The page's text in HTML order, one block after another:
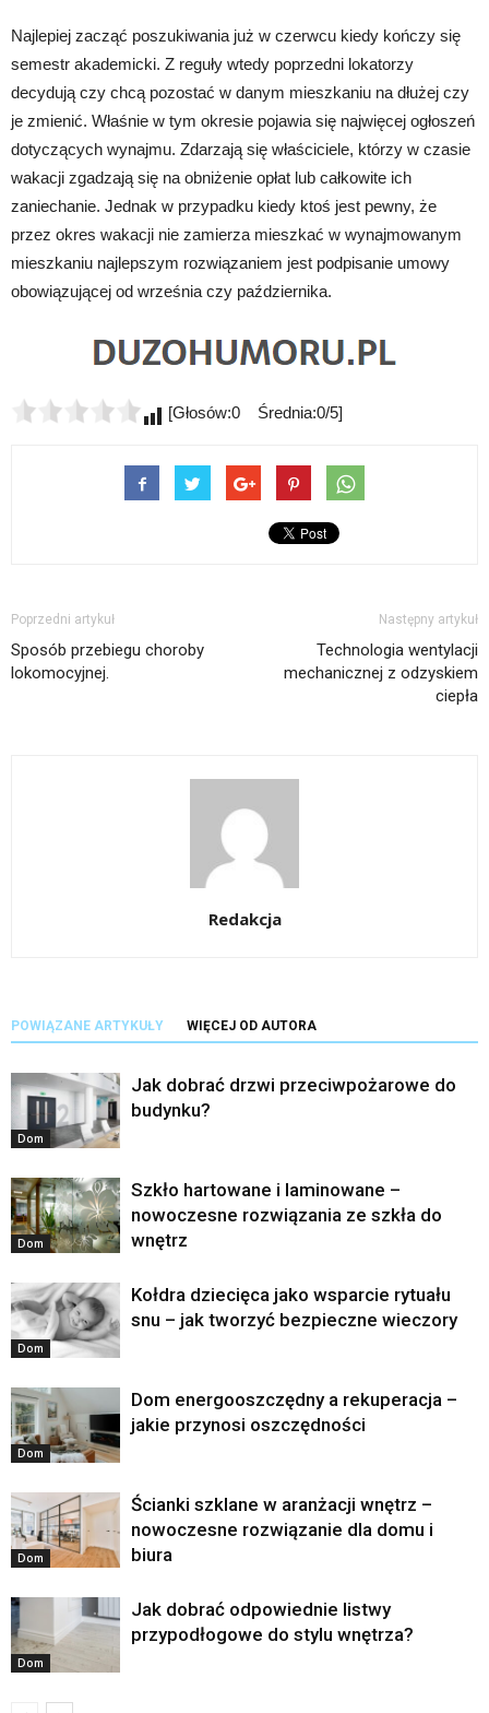
Najlepiej zacząć poszukiwania już w czerwcu kiedy kończy się
semestr akademicki. Z reguły wtedy poprzedni lokatorzy
decydują czy chcą pozostać w danym mieszkaniu na dłużej czy
je zmienić. Właśnie w tym okresie pojawia się najwięcej ogłoszeń
dotyczących wynajmu. Zdarzają się właściciele, którzy w czasie
wakacji zgadzają się na obniżenie opłat lub całkowite ich
zaniechanie. Jednak w przypadku kiedy ktoś jest pewny, że
przez okres wakacji nie zamierza mieszkać w wynajmowanym
mieszkaniu najlepszym rozwiązaniem jest podpisanie umowy
obowiązującej od września czy października.
[Głosów:0 Średnia:0/5]
Poprzedni artykuł
Sposób przebiegu choroby
lokomocyjnej.
Następny artykuł
Technologia wentylacji
mechanicznej z odzyskiem
ciepła
Redakcja
POWIĄZANE ARTYKUŁY WIĘCEJ OD AUTORA
Dom
Jak dobrać drzwi przeciwpożarowe do
budynku?
Dom
Szkło hartowane i laminowane –
nowoczesne rozwiązania ze szkła do
wnętrz
Dom
Kołdra dziecięca jako wsparcie rytuału
snu – jak tworzyć bezpieczne wieczory
Dom
Dom energooszczędny a rekuperacja –
jakie przynosi oszczędności
Dom
Ścianki szklane w aranżacji wnętrz –
nowoczesne rozwiązanie dla domu i
biura
Dom
Jak dobrać odpowiednie listwy
przypodłogowe do stylu wnętrza?